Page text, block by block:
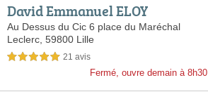
David Emmanuel ELOY
Au Dessus du Cic 6 place du Maréchal
Leclerc, 59800 Lille
5,0 étoiles sur 5 21 avis
Fermé, ouvre demain à 8h30